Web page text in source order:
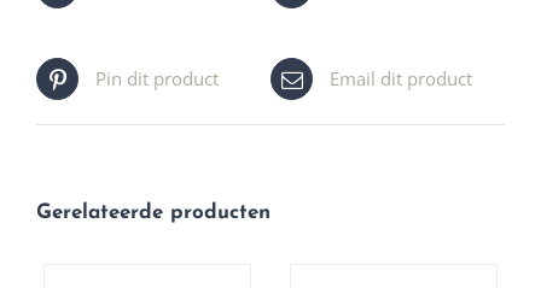
Pin dit product Email dit product
Gerelateerde producten